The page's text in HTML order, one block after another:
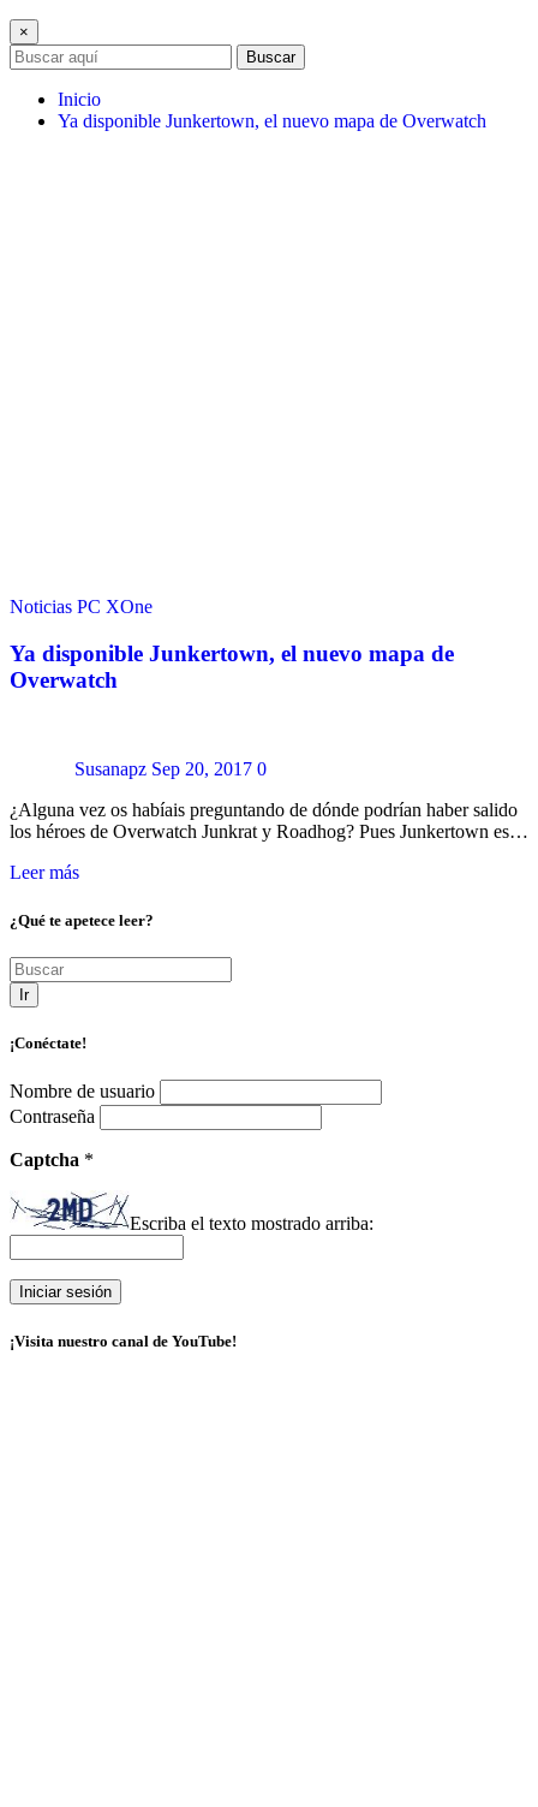
×
Buscar
Inicio
Ya disponible Junkertown, el nuevo mapa de Overwatch
Noticias PC XOne
Ya disponible Junkertown, el nuevo mapa de
Overwatch
Susanapz Sep 20, 2017 0
¿Alguna vez os habíais preguntando de dónde podrían haber salido
los héroes de Overwatch Junkrat y Roadhog? Pues Junkertown es…
Leer más
¿Qué te apetece leer?
Ir
¡Conéctate!
Nombre de usuario
Contraseña
Captcha *
Escriba el texto mostrado arriba:
¡Visita nuestro canal de YouTube!